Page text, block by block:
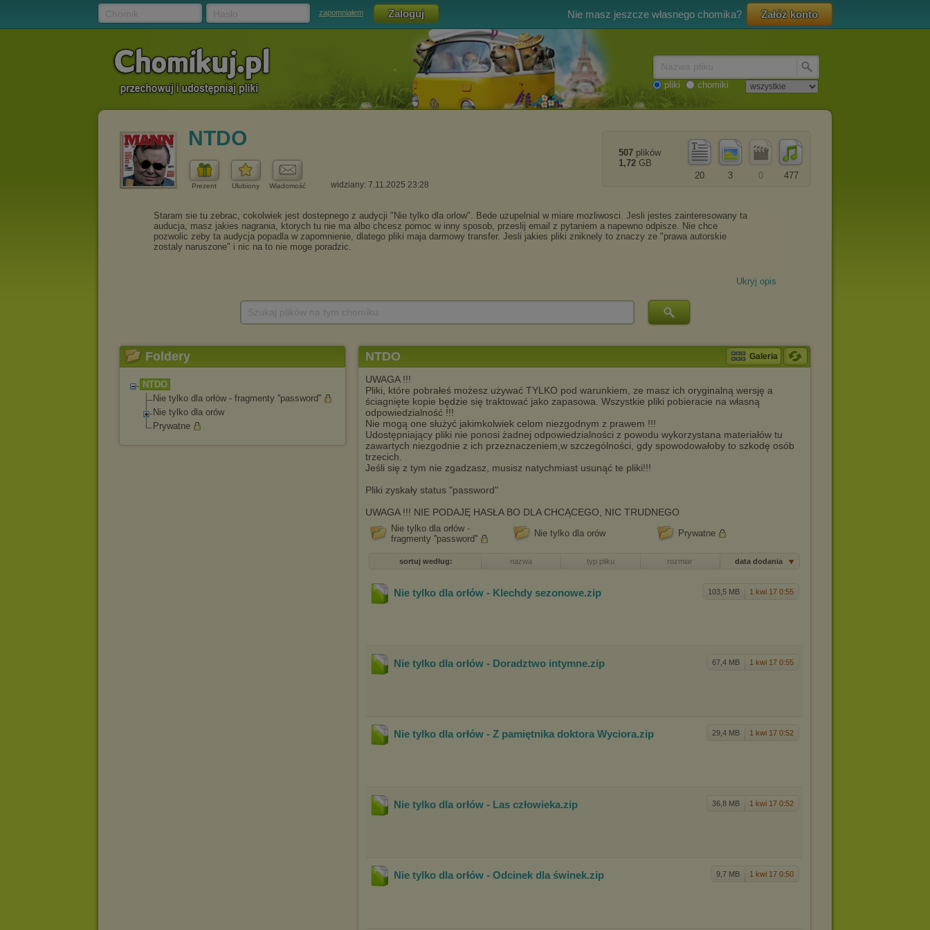
zapomniałem Nie masz jeszcze własnego chomika? Załóż konto
pliki chomiki
NTDO
Prezent Ulubiony Wiadomość widziany: 7.11.2025 23:28
477
0
3
20
507 plików
1,72 GB
Ukryj opis
Foldery
NTDO
Nie tylko dla orłów - fragmenty ''password''
Nie tylko dla orów
Prywatne
NTDO Galeria
UWAGA !!!
Pliki, które pobrałeś możesz używać TYLKO pod warunkiem, ze masz ich oryginalną wersję a
ściagnięte kopie będzie się traktować jako zapasowa. Wszystkie pliki pobieracie na własną
odpowiedzialność !!!
Nie mogą one służyć jakimkolwiek celom niezgodnym z prawem !!!
Udostępniający pliki nie ponosi żadnej odpowiedzialności z powodu wykorzystana materiałów tu
zawartych niezgodnie z ich przeznaczeniem,w szczególności, gdy spowodowałoby to szkodę osób
trzecich.
Jeśli się z tym nie zgadzasz, musisz natychmiast usunąć te pliki!!!
Pliki zyskały status "password"
UWAGA !!! NIE PODAJĘ HASŁA BO DLA CHCĄCEGO, NIC TRUDNEGO
Nie tylko dla orłów -
fragmenty ''password''
Nie tylko dla orów Prywatne
sortuj według: nazwa typ pliku rozmiar data dodania
103,5 MB 1 kwi 17 0:55
Nie tylko dla orłów - Klechdy sezonowe.zip
67,4 MB 1 kwi 17 0:55
Nie tylko dla orłów - Doradztwo intymne.zip
29,4 MB 1 kwi 17 0:52
Nie tylko dla orłów - Z pamiętnika doktora Wyciora.zip
36,8 MB 1 kwi 17 0:52
Nie tylko dla orłów - Las człowieka.zip
9,7 MB 1 kwi 17 0:50
Nie tylko dla orłów - Odcinek dla świnek.zip